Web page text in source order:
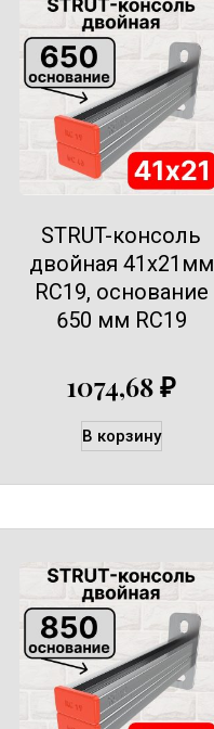
STRUT-консоль
двойная 41х21мм
RC19, основание
650 мм RC19
1074,68₽
В корзину